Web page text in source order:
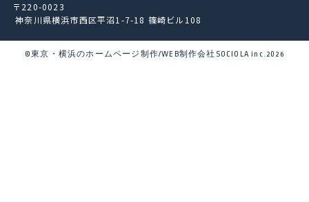
〒220-0023
神奈川県横浜市西区平沼1-7-18 篠崎ビル108
©東京・横浜のホームページ制作/WEB制作会社SOCIOLA inc.2026